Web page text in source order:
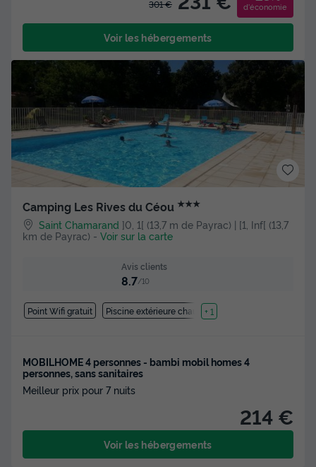
301 € d'économie
Voir les hébergements
Camping Les Rives du Céou ★★★
Saint Chamarand ]0, 1[ (13,7 m de Payrac) | [1, Inf[ (13,7
km de Payrac) - Voir sur la carte
Avis clients
8.7/10
Point Wifi gratuit Piscine extérieure chauffée
+ 1
MOBILHOME 4 personnes - bambi mobil homes 4
personnes, sans sanitaires
Meilleur prix pour 7 nuits
214 €
Voir les hébergements